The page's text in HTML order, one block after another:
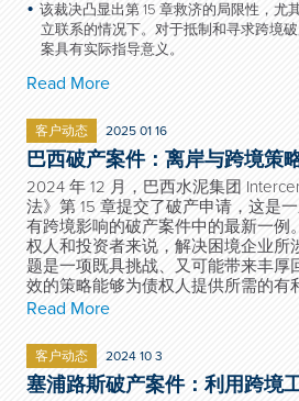
该裁决凸显出第 15 章救济的局限性，尤
立联系的情况下。对于抵制和寻求跨境
案具有实际指导意义。
Read More
客户动态 2025 01 16
巴西破产案件：离岸与跨境策
2024 年 12 月，巴西水泥集团
法》第 15 章提交了破产申请，这是
有跨境影响的破产案件中的最新一例
权人和投资者来说，解决困境企业所
题是一项既具挑战、又可能带来丰厚
效的策略能够为债权人提供所需的有
Read More
客户动态 2024 10 3
塞浦路斯破产案件：利用跨境